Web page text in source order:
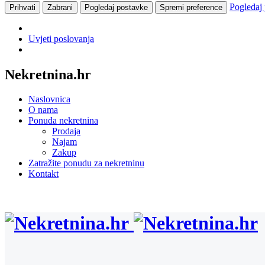
Prihvati Zabrani Pogledaj postavke Spremi preference Pogledaj
Uvjeti poslovanja
Nekretnina.hr
Naslovnica
O nama
Ponuda nekretnina
Prodaja
Najam
Zakup
Zatražite ponudu za nekretninu
Kontakt